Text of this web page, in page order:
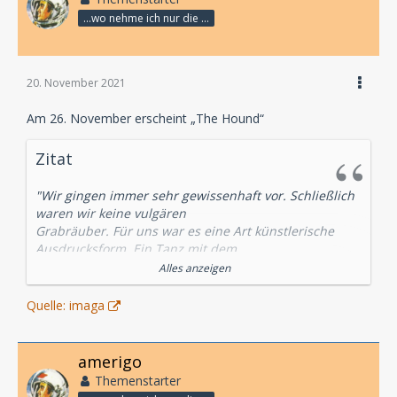
...wo nehme ich nur die Zeit her, so vieles nicht zu hören?
20. November 2021
Am 26. November erscheint „The Hound“
Zitat
"Wir gingen immer sehr gewissenhaft vor. Schließlich
waren wir keine vulgären
Grabräuber. Für uns war es eine Art künstlerische
Ausdrucksform. Ein Tanz mit dem
Tod, bei dem alles passen musste. Die Stimmung, die
Landschaft, das Wetter, die
Jahreszeit. Je morbider das Ambiente war, desto
größer war der Nervenkitzel. Der
Robert Warford
Alles anzeigen
Quelle: imaga
amerigo
Themenstarter